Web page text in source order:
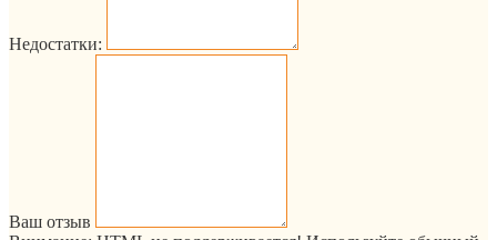
Недостатки:
Ваш отзыв